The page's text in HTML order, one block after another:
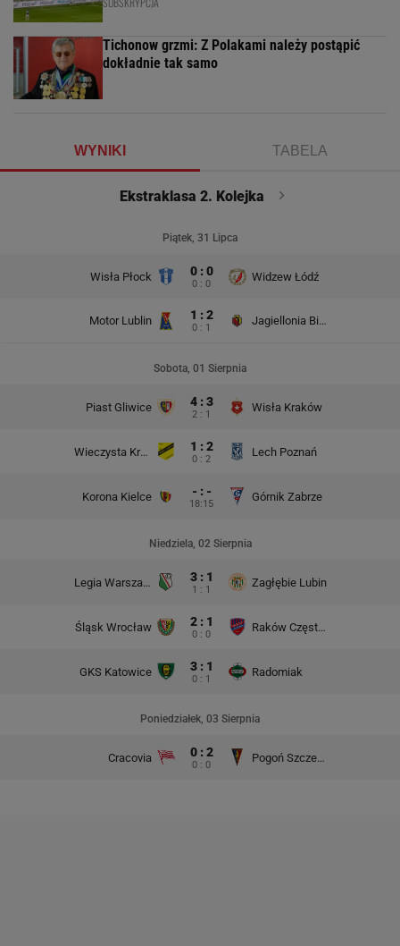
Tichonow grzmi: Z Polakami należy postąpić
dokładnie tak samo
WYNIKI TABELA
Ekstraklasa 2. Kolejka
Piątek, 31 Lipca
Wisła Płock 0 : 0
0 : 0
Widzew Łódź
Motor Lublin 1 : 2
0 : 1
Jagiellonia Białystok
Sobota, 01 Sierpnia
Piast Gliwice 4 : 3
2 : 1
Wisła Kraków
Wieczysta Kraków 1 : 2
0 : 2
Lech Poznań
Korona Kielce - : -
18:15
Górnik Zabrze
Niedziela, 02 Sierpnia
Legia Warszawa 3 : 1
1 : 1
Zagłębie Lubin
Śląsk Wrocław 2 : 1
0 : 0
Raków Częstochowa
GKS Katowice 3 : 1
0 : 1
Radomiak
Poniedziałek, 03 Sierpnia
Cracovia 0 : 2
0 : 0
Pogoń Szczecin